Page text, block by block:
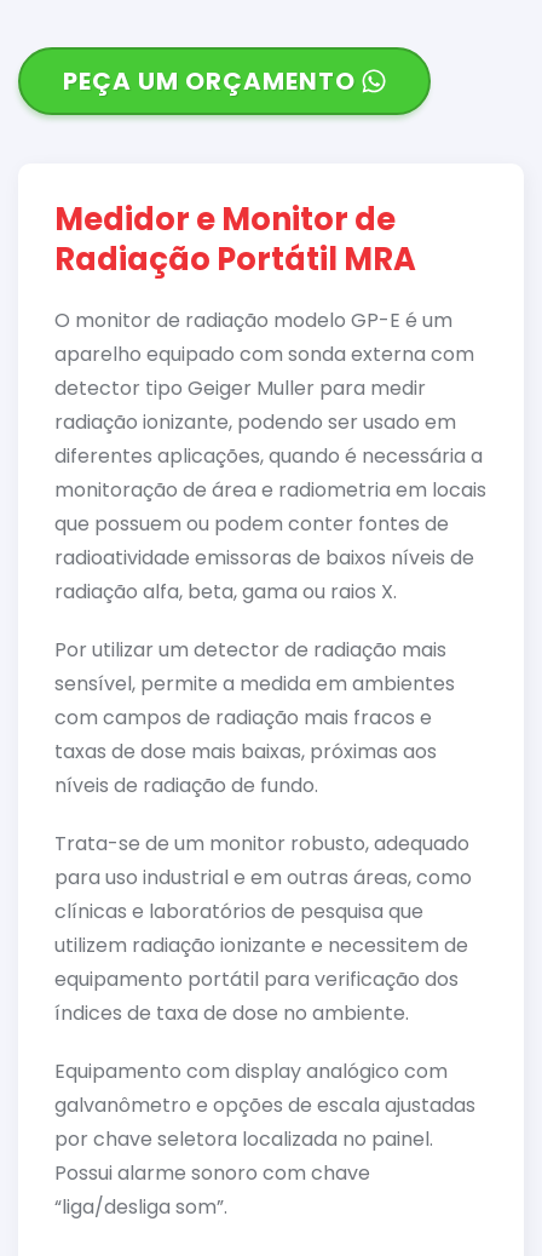
PEÇA UM ORÇAMENTO
Medidor e Monitor de
Radiação Portátil MRA
O monitor de radiação modelo GP-E é um
aparelho equipado com sonda externa com
detector tipo Geiger Muller para medir
radiação ionizante, podendo ser usado em
diferentes aplicações, quando é necessária a
monitoração de área e radiometria em locais
que possuem ou podem conter fontes de
radioatividade emissoras de baixos níveis de
radiação alfa, beta, gama ou raios X.
Por utilizar um detector de radiação mais
sensível, permite a medida em ambientes
com campos de radiação mais fracos e
taxas de dose mais baixas, próximas aos
níveis de radiação de fundo.
Trata-se de um monitor robusto, adequado
para uso industrial e em outras áreas, como
clínicas e laboratórios de pesquisa que
utilizem radiação ionizante e necessitem de
equipamento portátil para verificação dos
índices de taxa de dose no ambiente.
Equipamento com display analógico com
galvanômetro e opções de escala ajustadas
por chave seletora localizada no painel.
Possui alarme sonoro com chave
“liga/desliga som”.